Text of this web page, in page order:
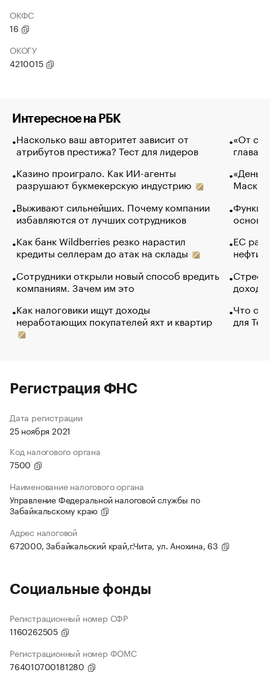
ОКФС
16
ОКОГУ
4210015
Интересное на РБК
Насколько ваш авторитет зависит от
атрибутов престижа? Тест для лидеров
Казино проиграло. Как ИИ-агенты
разрушают букмекерскую индустрию
Выживают сильнейших. Почему компании
избавляются от лучших сотрудников
Как банк Wildberries резко нарастил
кредиты селлерам до атак на склады
Сотрудники открыли новый способ вредить
компаниям. Зачем им это
Как налоговики ищут доходы
неработающих покупателей яхт и квартир
«От
глава
Маск в
основ
ЕС
нефти
Что
для
Регистрация ФНС
Дата регистрации
25 ноября 2021
Код налогового органа
7500
Наименование налогового органа
Управление Федеральной налоговой службы по
Забайкальскому краю
Адрес налоговой
672000, Забайкальский край,г.Чита, ул. Анохина, 63
Социальные фонды
Регистрационный номер СФР
1160262505
Регистрационный номер ФОМС
764010700181280